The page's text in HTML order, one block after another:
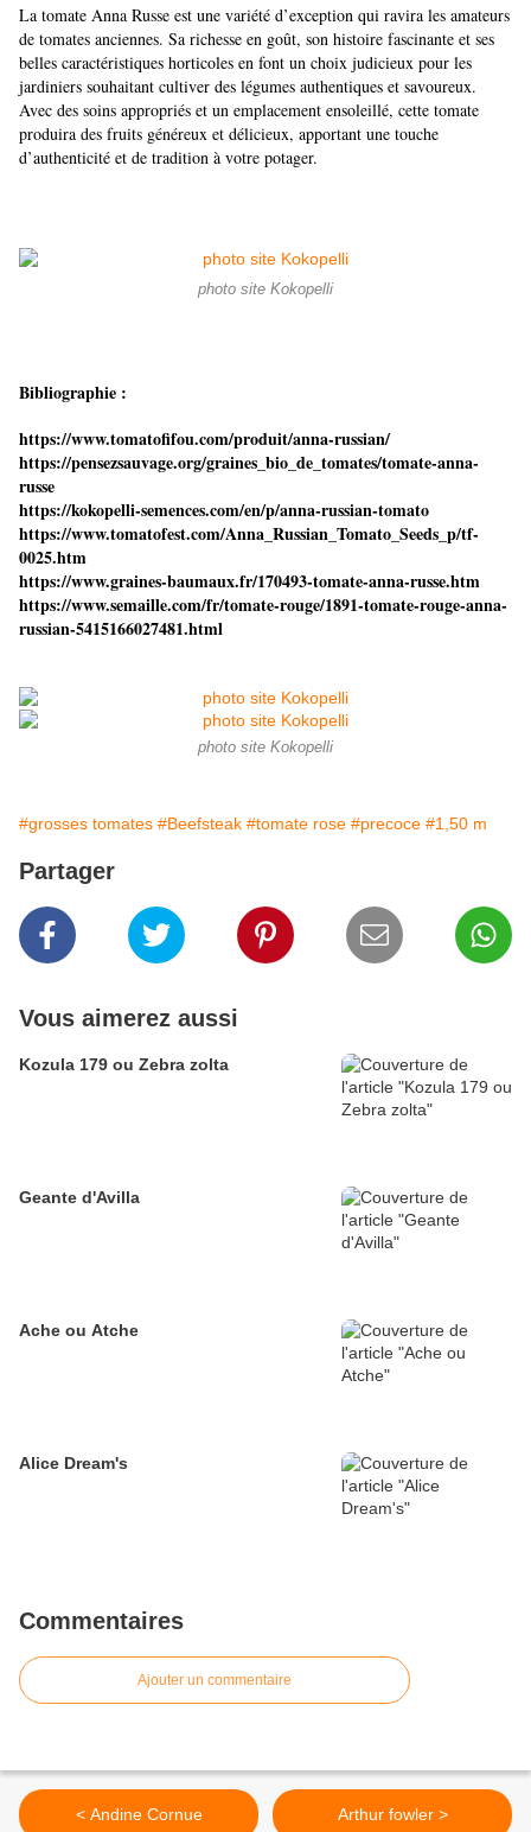
La tomate Anna Russe est une variété d’exception qui ravira les amateurs
de tomates anciennes. Sa richesse en goût, son histoire fascinante et ses
belles caractéristiques horticoles en font un choix judicieux pour les
jardiniers souhaitant cultiver des légumes authentiques et savoureux.
Avec des soins appropriés et un emplacement ensoleillé, cette tomate
produira des fruits généreux et délicieux, apportant une touche
d’authenticité et de tradition à votre potager.
photo site Kokopelli
Bibliographie :
https://www.tomatofifou.com/produit/anna-russian/
https://pensezsauvage.org/graines_bio_de_tomates/tomate-anna-
russe
https://kokopelli-semences.com/en/p/anna-russian-tomato
https://www.tomatofest.com/Anna_Russian_Tomato_Seeds_p/tf-
0025.htm
https://www.graines-baumaux.fr/170493-tomate-anna-russe.htm
https://www.semaille.com/fr/tomate-rouge/1891-tomate-rouge-anna-
russian-5415166027481.html
photo site Kokopelli
#grosses tomates #Beefsteak #tomate rose #precoce #1,50 m
Partager
Vous aimerez aussi
Kozula 179 ou Zebra zolta
Geante d'Avilla
Ache ou Atche
Alice Dream's
Commentaires
Ajouter un commentaire
< Andine Cornue Arthur fowler >